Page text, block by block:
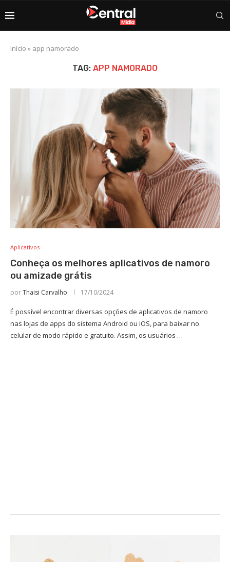
Início » app namorado
TAG: APP NAMORADO
Aplicativos
Conheça os melhores aplicativos de namoro
ou amizade grátis
porThaisi Carvalho 17/10/2024
É possível encontrar diversas opções de aplicativos de namoro
nas lojas de apps do sistema Android ou iOS, para baixar no
celular de modo rápido e gratuito. Assim, os usuários …